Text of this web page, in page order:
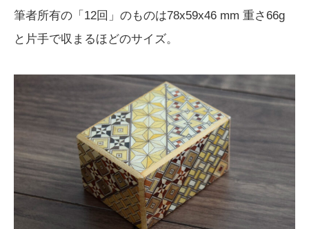
筆者所有の「12回」のものは78x59x46 mm 重さ66g
と片手で収まるほどのサイズ。